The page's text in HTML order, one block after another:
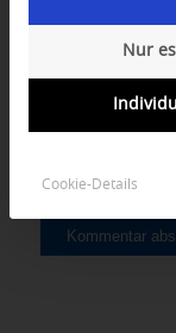
Nur
Cookie-Details